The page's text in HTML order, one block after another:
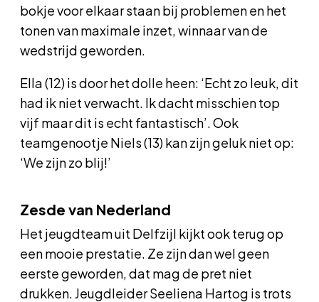
bokje voor elkaar staan bij problemen en het
tonen van maximale inzet, winnaar van de
wedstrijd geworden.
Ella (12) is door het dolle heen: ‘Echt zo leuk, dit
had ik niet verwacht. Ik dacht misschien top
vijf maar dit is echt fantastisch’. Ook
teamgenootje Niels (13) kan zijn geluk niet op:
‘We zijn zo blij!’
Zesde van Nederland
Het jeugdteam uit Delfzijl kijkt ook terug op
een mooie prestatie. Ze zijn dan wel geen
eerste geworden, dat mag de pret niet
drukken. Jeugdleider Seeliena Hartog is trots